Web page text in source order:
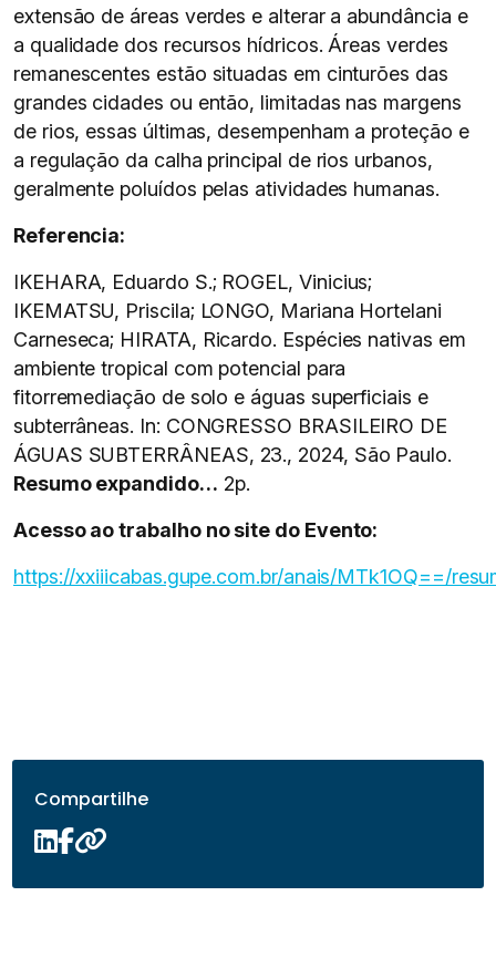
extensão de áreas verdes e alterar a abundância e
a qualidade dos recursos hídricos. Áreas verdes
remanescentes estão situadas em cinturões das
grandes cidades ou então, limitadas nas margens
de rios, essas últimas, desempenham a proteção e
a regulação da calha principal de rios urbanos,
geralmente poluídos pelas atividades humanas.
Referencia:
IKEHARA, Eduardo S.; ROGEL, Vinicius;
IKEMATSU, Priscila; LONGO, Mariana Hortelani
Carneseca; HIRATA, Ricardo. Espécies nativas em
ambiente tropical com potencial para
fitorremediação de solo e águas superficiais e
subterrâneas. In: CONGRESSO BRASILEIRO DE
ÁGUAS SUBTERRÂNEAS, 23., 2024, São Paulo.
Resumo expandido… 2p.
Acesso ao trabalho no site do Evento:
https://xxiiicabas.gupe.com.br/anais/MTk1OQ==/
Compartilhe